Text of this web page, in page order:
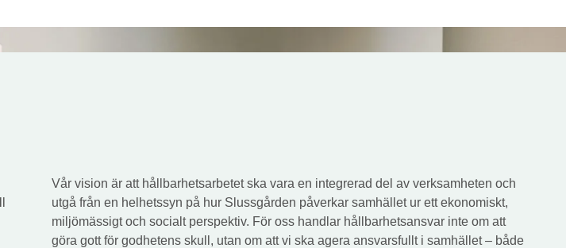
Vår vision är att hållbarhetsarbetet ska vara en integrerad del av verksamheten och
utgå från en helhetssyn på hur Slussgården påverkar samhället ur ett ekonomiskt,
miljömässigt och socialt perspektiv. För oss handlar hållbarhetsansvar inte om att
göra gott för godhetens skull, utan om att vi ska agera ansvarsfullt i samhället – både